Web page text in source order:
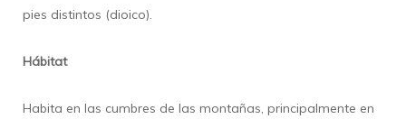
pies distintos (dioico).
Hábitat
Habita en las cumbres de las montañas, principalmente en